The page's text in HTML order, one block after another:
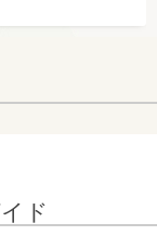
ド